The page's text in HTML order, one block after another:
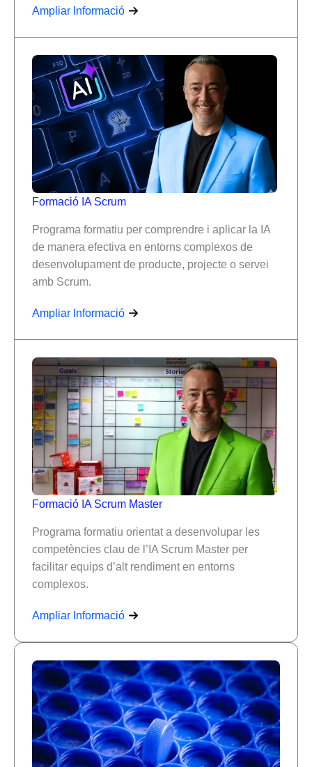
Ampliar Informació
Formació IA Scrum
Programa formatiu per comprendre i aplicar la IA
de manera efectiva en entorns complexos de
desenvolupament de producte, projecte o servei
amb Scrum.
Ampliar Informació
Formació IA Scrum Master
Programa formatiu orientat a desenvolupar les
competències clau de l’IA Scrum Master per
facilitar equips d’alt rendiment en entorns
complexos.
Ampliar Informació